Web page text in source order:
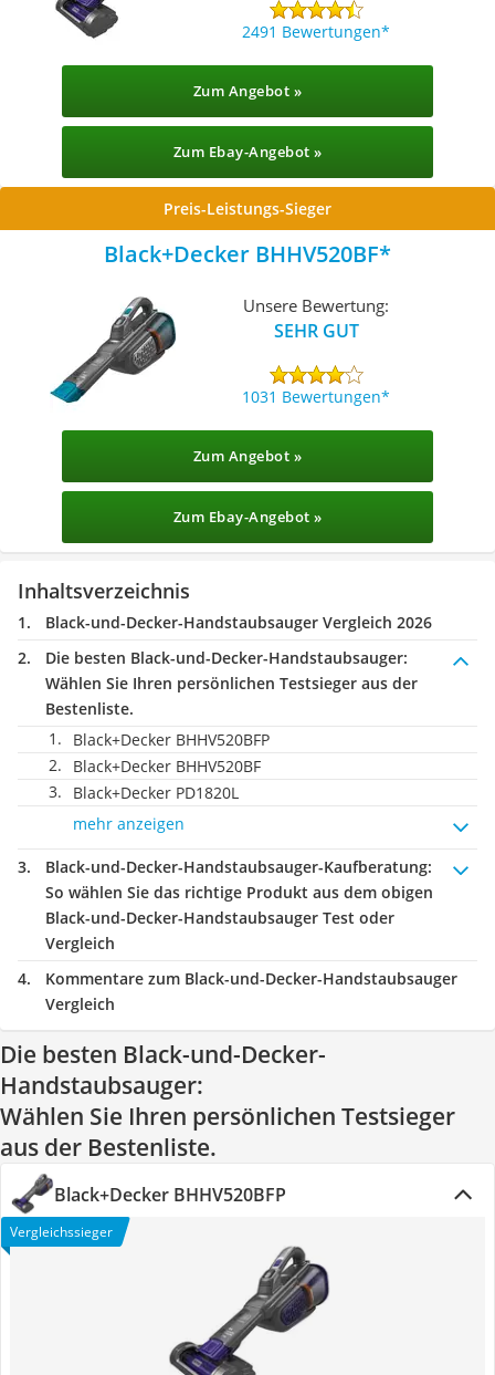
2491 Bewertungen
Zum Angebot »
Zum Ebay-Angebot »
Preis-Leistungs-Sieger
Black+Decker BHHV520BF
Unsere Bewertung:
SEHR GUT
1031 Bewertungen
Zum Angebot »
Zum Ebay-Angebot »
Inhaltsverzeichnis
Black-und-Decker-Handstaubsauger Vergleich 2026
Die besten Black-und-Decker-Handstaubsauger:
Wählen Sie Ihren persönlichen Testsieger aus der
Bestenliste.
Black+Decker BHHV520BFP
Black+Decker BHHV520BF
Black+Decker PD1820L
mehr anzeigen
Black-und-Decker-Handstaubsauger-Kaufberatung:
So wählen Sie das richtige Produkt aus dem obigen
Black-und-Decker-Handstaubsauger Test oder
Vergleich
Kommentare zum Black-und-Decker-Handstaubsauger
Vergleich
Die besten Black-und-Decker-
Handstaubsauger:
Wählen Sie Ihren persönlichen Testsieger
aus der Bestenliste.
Black+Decker BHHV520BFP
Vergleichssieger